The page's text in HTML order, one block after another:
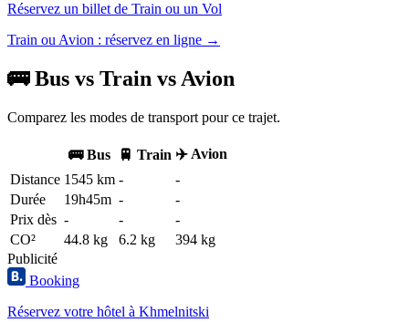
Réservez un billet de Train ou un Vol
Train ou Avion : réservez en ligne →
🚌 Bus vs Train vs Avion
Comparez les modes de transport pour ce trajet.
🚌 Bus 🚆 Train ✈️ Avion
Distance 1545 km -
-
Durée
19h45m -
-
Prix dès - -
-
CO²
44.8 kg 6.2 kg
394 kg
Publicité
Booking
Réservez votre hôtel à Khmelnitski